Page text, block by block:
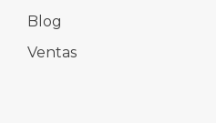
Blog
Ventas